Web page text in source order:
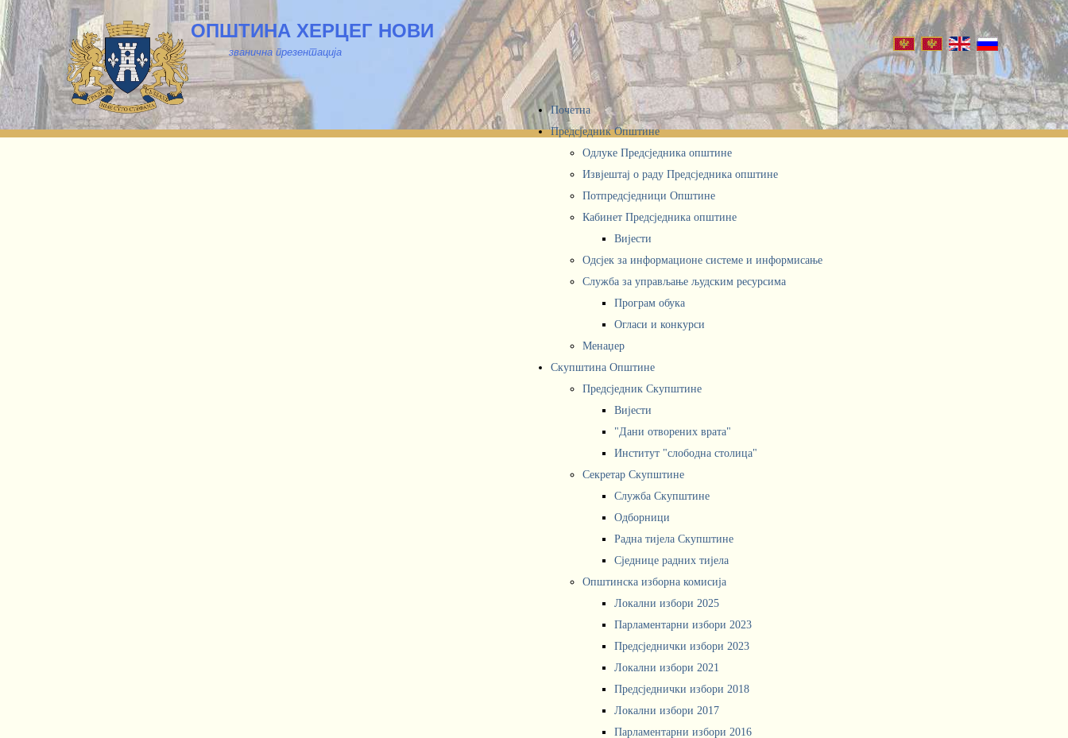
ОПШТИНА ХЕРЦЕГ НОВИ
званична презентација
Почетна
Предсједник Општине
Одлуке Предсједника општине
Извјештај о раду Предсједника општине
Потпредсједници Општине
Кабинет Предсједника oпштине
Вијести
Одсјек за информационе системе и информисање
Служба за управљање људским ресурсима
Програм обука
Огласи и конкурси
Менаџер
Скупштина Општине
Предсједник Скупштине
Вијести
"Дани отворених врата"
Институт "слободна столица"
Секретар Скупштине
Служба Скупштине
Одборници
Радна тијела Скупштине
Сједнице радних тијела
Општинска изборна комисија
Локални избори 2025
Парламентарни избори 2023
Предсједнички избори 2023
Локални избори 2021
Предсједнички избори 2018
Локални избори 2017
Парламентарни избори 2016